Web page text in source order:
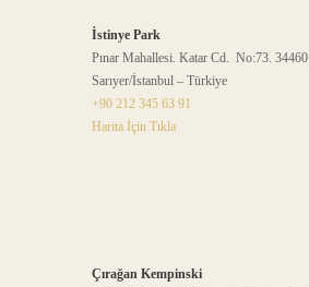
İstinye Park
Pınar Mahallesi. Katar Cd. No:73. 34460
Sarıyer/İstanbul – Türkiye
+90 212 345 63 91
Harita İçin Tıkla
Çırağan Kempinski